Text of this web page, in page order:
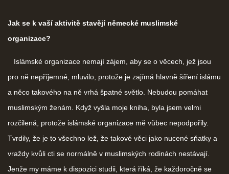
Jak se k vaší aktivitě stavějí německé muslimské
organizace?
Islámské organizace nemají zájem, aby se o věcech, jež jsou
pro ně nepříjemné, mluvilo, protože je zajímá hlavně šíření islámu
a něco takového na ně vrhá špatné světlo. Nebudou pomáhat
muslimským ženám. Když vyšla moje kniha, byla jsem velmi
rozčilená, protože islámské organizace mě vůbec nepodpořily.
Tvrdily, že je to všechno lež, že takové věci jako nucené sňatky a
vraždy kvůli cti se normálně v muslimských rodinách nestávají.
Jenže my máme k dispozici studii, která říká, že každoročně se